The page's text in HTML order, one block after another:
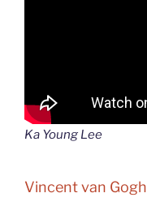
Ka Young Lee
Vincent van Gogh